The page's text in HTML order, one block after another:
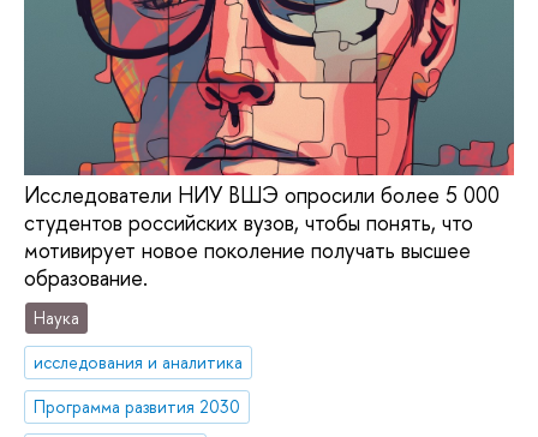
Исследователи НИУ ВШЭ опросили более 5 000
студентов российских вузов, чтобы понять, что
мотивирует новое поколение получать высшее
образование.
Наука
исследования и аналитика
Программа развития 2030